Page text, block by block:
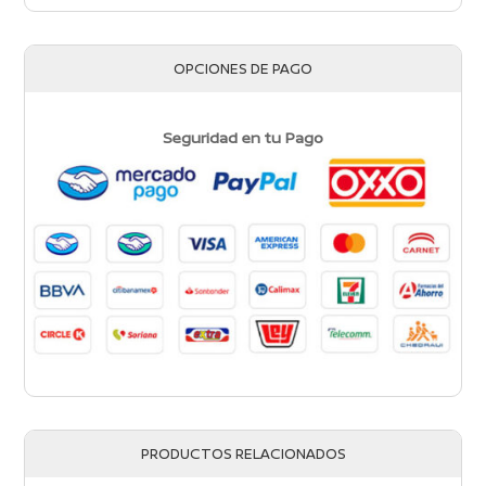
OPCIONES DE PAGO
Seguridad en tu Pago
PRODUCTOS RELACIONADOS